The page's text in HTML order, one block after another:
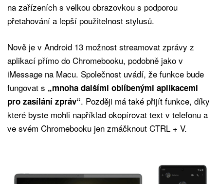
na zařízeních s velkou obrazovkou s podporou
přetahování a lepší použitelnost stylusů.
Nově je v Android 13 možnost streamovat zprávy z
aplikací přímo do Chromebooku, podobně jako v
iMessage na Macu. Společnost uvádí, že funkce bude
fungovat s „mnoha dalšími oblíbenými aplikacemi
pro zasílání zpráv“. Později má také přijít funkce, díky
které byste mohli například okopírovat text v telefonu a
ve svém Chromebooku jen zmáčknout CTRL + V.